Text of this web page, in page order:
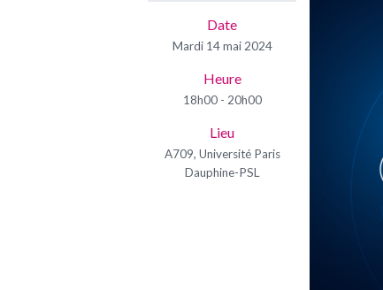
Date
Mardi 14 mai 2024
Heure
18h00 - 20h00
Lieu
A709, Université Paris
Dauphine-PSL